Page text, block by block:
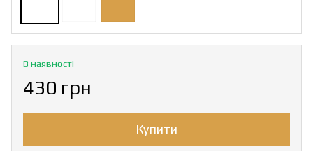
В наявності
430 грн
Купити